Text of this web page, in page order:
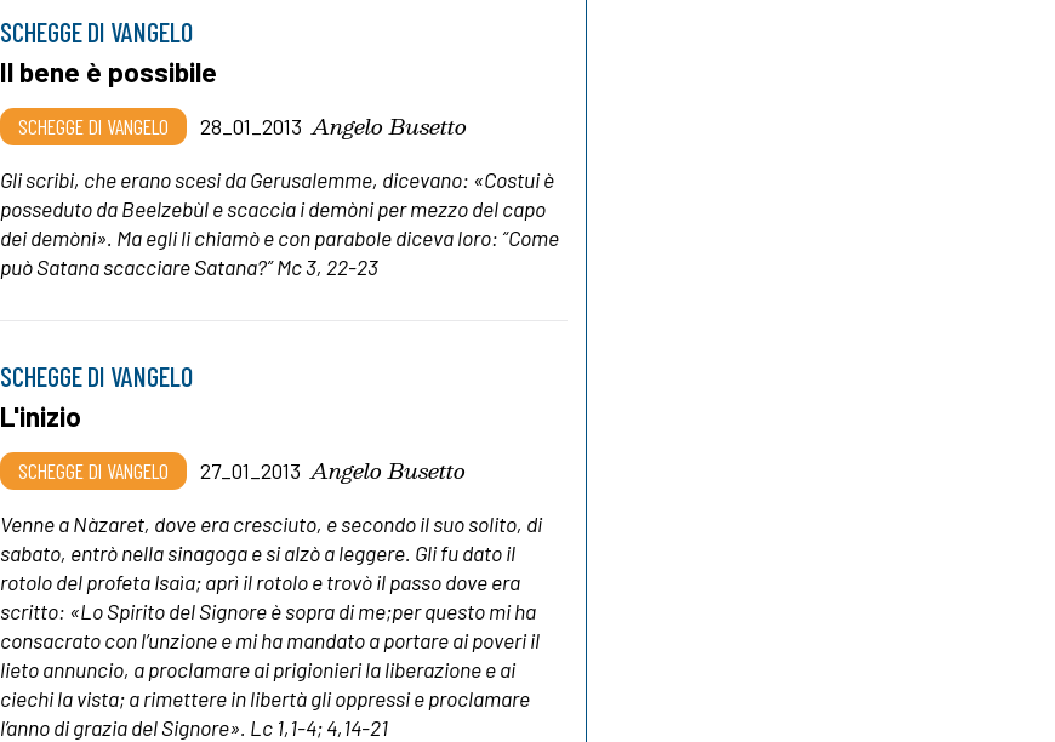
SCHEGGE DI VANGELO
Il bene è possibile
SCHEGGE DI VANGELO 28_01_2013 Angelo Busetto
Gli scribi, che erano scesi da Gerusalemme, dicevano: «Costui è
posseduto da Beelzebùl e scaccia i demòni per mezzo del capo
dei demòni». Ma egli li chiamò e con parabole diceva loro: “Come
può Satana scacciare Satana?” Mc 3, 22-23
SCHEGGE DI VANGELO
L'inizio
SCHEGGE DI VANGELO 27_01_2013 Angelo Busetto
Venne a Nàzaret, dove era cresciuto, e secondo il suo solito, di
sabato, entrò nella sinagoga e si alzò a leggere. Gli fu dato il
rotolo del profeta Isaìa; aprì il rotolo e trovò il passo dove era
scritto: «Lo Spirito del Signore è sopra di me;per questo mi ha
consacrato con l’unzionee mi ha mandato a portare ai poveri il
lieto annuncio, a proclamare ai prigionieri la liberazionee ai
ciechi la vista;a rimettere in libertà gli oppressie proclamare
l’anno di grazia del Signore». Lc 1,1-4; 4,14-21